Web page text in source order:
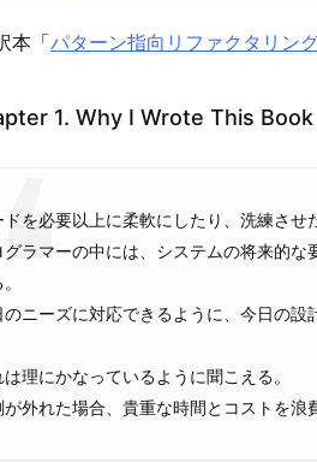
本「パターン指向リファクタリン
1. Why I Wrote This Book
ドを必要以上に柔軟にしたり、洗練させ
グラマーの中には、システムの将来的
のニーズに対応できるように、今日の
は理にかなっているように聞こえる。
が外れた場合、貴重な時間とコストを浪